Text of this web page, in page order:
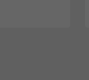
gechipt, entwu ...